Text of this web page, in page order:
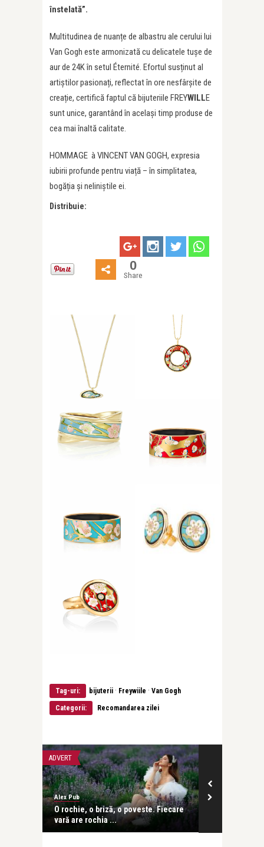
înstelată”.
Multitudinea de nuanțe de albastru ale cerului lui
Van Gogh este armonizată cu delicatele tușe de
aur de 24K în setul Éternité. Efortul susținut al
artiștilor pasionați, reflectat în ore nesfârșite de
creație, certifică faptul că bijuteriile FREYWILLE
sunt unice, garantând în același timp produse de
cea mai înaltă calitate.
HOMMAGE à VINCENT VAN GOGH, expresia
iubirii profunde pentru viață – în simplitatea,
bogăția și neliniștile ei.
Distribuie:
0
Share
Tag-uri: bijuterii · Freywiile · Van Gogh
Categorii: Recomandarea zilei
ADVERT
Alex Pub
O rochie, o briză, o poveste. Fiecare
vară are rochia ...